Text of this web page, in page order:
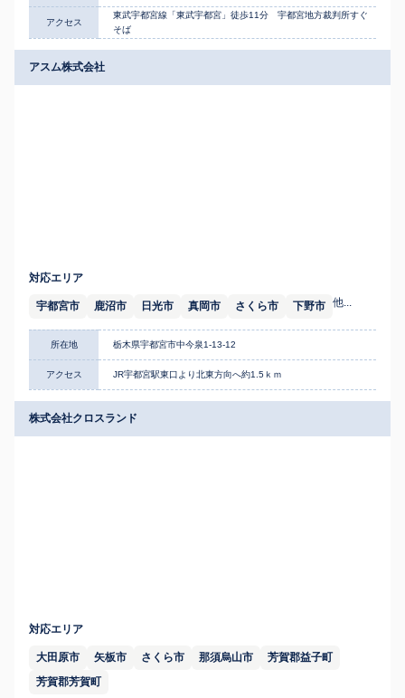
アクセス
東武宇都宮線「東武宇都宮」徒歩11分 宇都宮地方裁判所すぐ
そば
アスム株式会社
対応エリア
宇都宮市 鹿沼市 日光市 真岡市 さくら市 下野市 他...
所在地 栃木県宇都宮市中今泉1-13-12
アクセス JR宇都宮駅東口より北東方向へ約1.5ｋｍ
株式会社クロスランド
対応エリア
大田原市 矢板市 さくら市 那須烏山市
芳賀郡益子町
芳賀郡芳賀町